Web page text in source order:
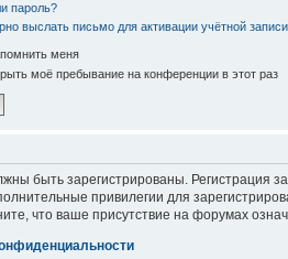
пароль?
выслать письмо для активации учётной записи
меня
моё пребывание на конференции в этот раз
быть зарегистрированы. Регистрация
привилегии для
что ваше присутствие на форумах